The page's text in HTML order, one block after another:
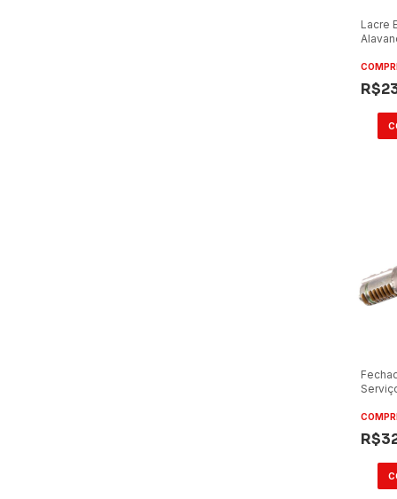
Lacre
Gran/
Direito